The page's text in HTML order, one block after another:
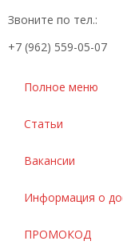
Звоните по тел.:
+7 (962) 559-05-07
Полное меню
Статьи
Вакансии
Информация о
ПРОМОКОД